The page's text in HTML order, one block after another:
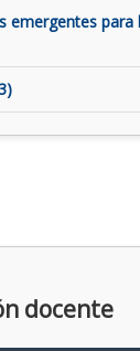
emergentes para
docente